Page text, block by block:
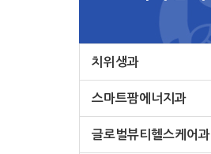
치위생과
스마트팜에너지과
글로벌뷰티헬스케어과